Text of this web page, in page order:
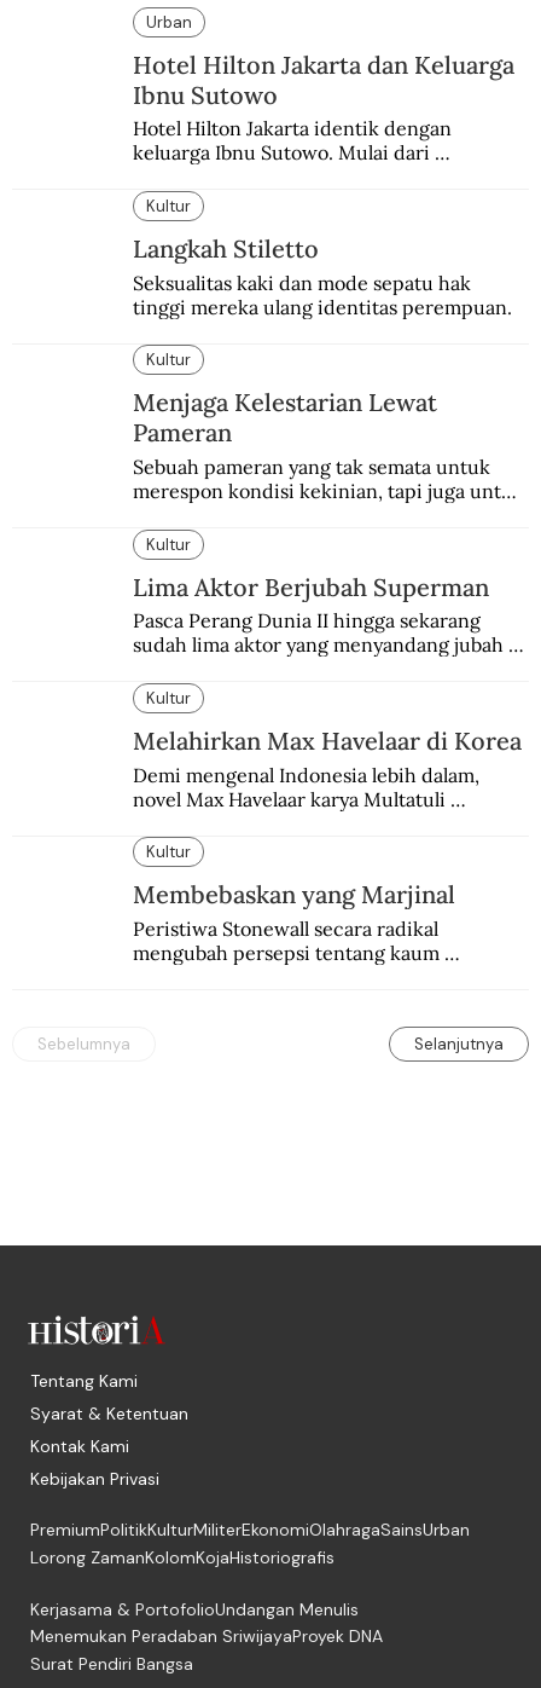
Urban
Hotel Hilton Jakarta dan Keluarga
Ibnu Sutowo
Hotel Hilton Jakarta identik dengan
keluarga Ibnu Sutowo. Mulai dari
pada malam tahun baru.
Kultur
Langkah Stiletto
Seksualitas kaki dan mode sepatu hak
tinggi mereka ulang identitas perempuan.
Kultur
Menjaga Kelestarian Lewat
Pameran
Sebuah pameran yang tak semata untuk
merespon kondisi kekinian, tapi juga untuk
Balai Budaya selaku tempat bersejarah
dalam dunia seni-budaya bangsa.
Kultur
Lima Aktor Berjubah Superman
Pasca Perang Dunia II hingga sekarang
sudah lima aktor yang menyandang jubah
para penggemarnya?
Kultur
Melahirkan Max Havelaar di Korea
Demi mengenal Indonesia lebih dalam,
novel Max Havelaar karya Multatuli
Kultur
Membebaskan yang Marjinal
Peristiwa Stonewall secara radikal
mengubah persepsi tentang kaum
Sebelumnya Selanjutnya
Tentang Kami
Syarat & Ketentuan
Kontak Kami
Kebijakan Privasi
PremiumPolitikKulturMiliterEkonomiOlahragaSainsUrban
Lorong ZamanKolomKojaHistoriografis
Kerjasama & PortofolioUndangan Menulis
Menemukan Peradaban SriwijayaProyek DNA
Surat Pendiri Bangsa